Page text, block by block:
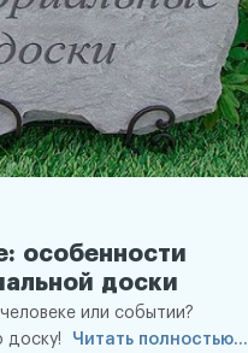
особенности
доски
или событии?
доску!
Читать полностью...